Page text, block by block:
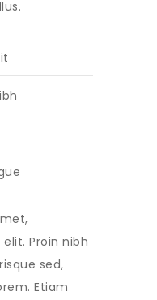
Proin nibh
sed,
Etiam